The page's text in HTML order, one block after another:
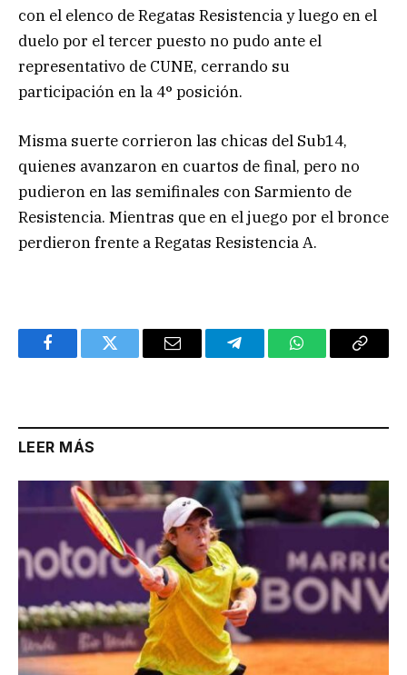
con el elenco de Regatas Resistencia y luego en el
duelo por el tercer puesto no pudo ante el
representativo de CUNE, cerrando su
participación en la 4° posición.
Misma suerte corrieron las chicas del Sub14,
quienes avanzaron en cuartos de final, pero no
pudieron en las semifinales con Sarmiento de
Resistencia. Mientras que en el juego por el bronce
perdieron frente a Regatas Resistencia A.
FacebookTwitter Email TelegramWhatsAppCopy
LEER MÁS